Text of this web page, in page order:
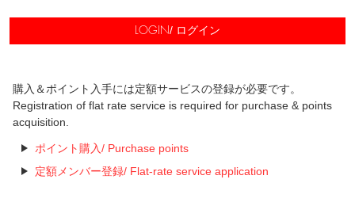
LOGIN/ ログイン
購入＆ポイント入手には定額サービスの登録が必要です。
Registration of flat rate service is required for purchase & points
acquisition.
ポイント購入/ Purchase points
定額メンバー登録/ Flat-rate service application